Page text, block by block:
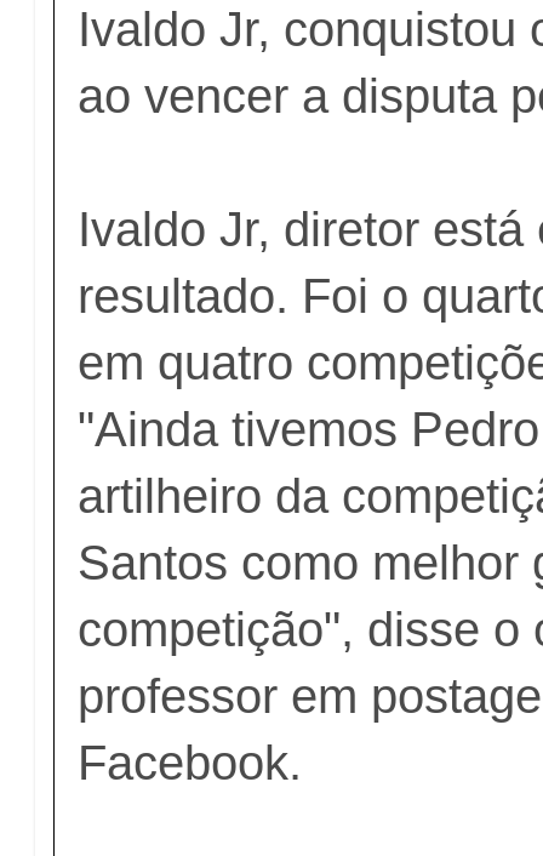
Ivaldo Jr, conquistou
ao vencer a disputa
Ivaldo Jr, diretor
resultado. Foi o
em quatro
"Ainda tivemos
artilheiro da
Santos como melhor
competição", disse o
professor em
Facebook.